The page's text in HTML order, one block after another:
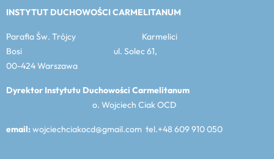
INSTYTUT DUCHOWOŚCI CARMELITANUM
Parafia Św. Trójcy Karmelici
Bosi ul. Solec 61,
00-424 Warszawa
Dyrektor Instytutu Duchowości Carmelitanum
o. Wojciech Ciak OCD
email:wojciechciakocd@gmail.com tel.+48 609 910 050